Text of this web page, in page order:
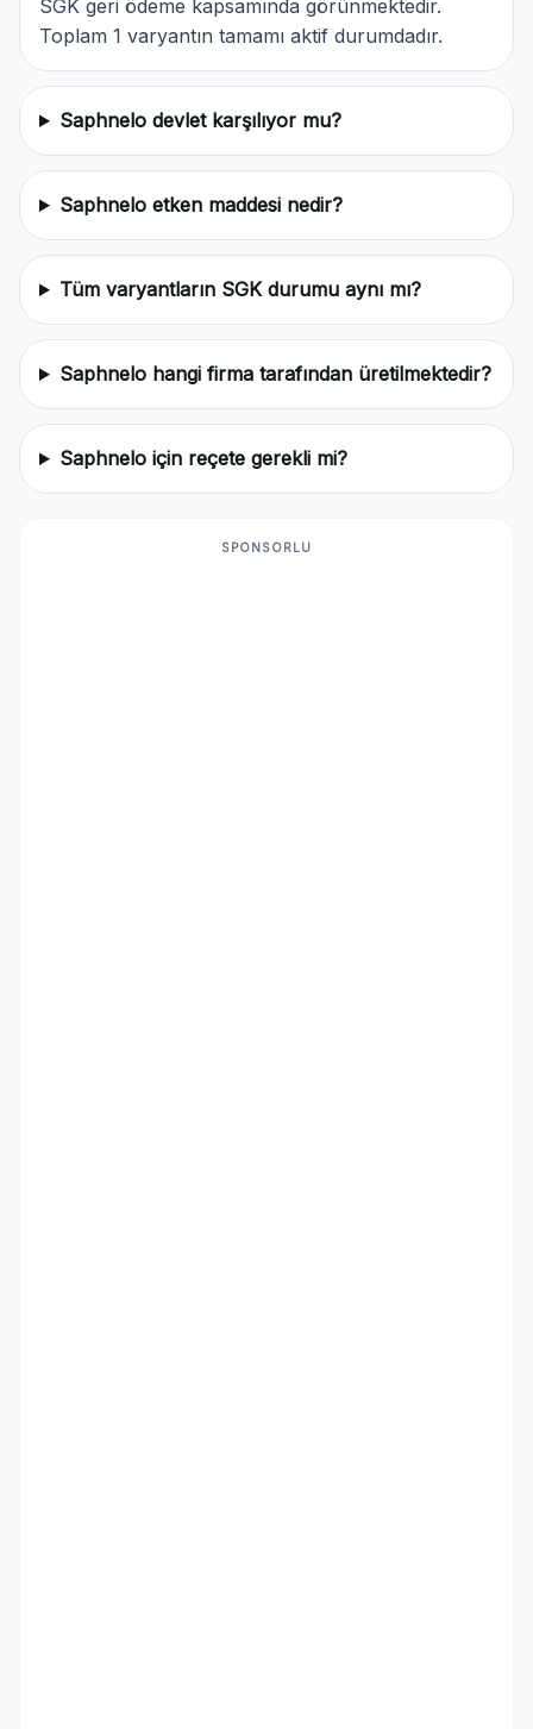
SGK geri ödeme kapsamında görünmektedir.
Toplam 1 varyantın tamamı aktif durumdadır.
Saphnelo devlet karşılıyor mu?
Saphnelo etken maddesi nedir?
Tüm varyantların SGK durumu aynı mı?
Saphnelo hangi firma tarafından üretilmektedir?
Saphnelo için reçete gerekli mi?
SPONSORLU